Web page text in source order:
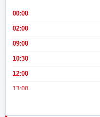
00:00
02:00
09:00
10:30
12:00
13:00